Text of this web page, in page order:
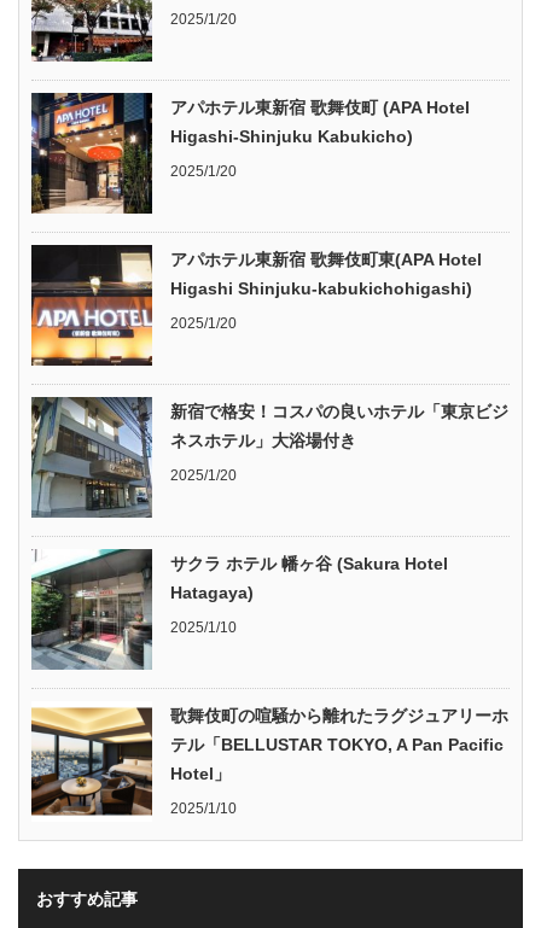
2025/1/20
アパホテル東新宿 歌舞伎町 (APA Hotel
Higashi-Shinjuku Kabukicho)
2025/1/20
アパホテル東新宿 歌舞伎町東(APA Hotel
Higashi Shinjuku-kabukichohigashi)
2025/1/20
新宿で格安！コスパの良いホテル「東京ビジ
ネスホテル」大浴場付き
2025/1/20
サクラ ホテル 幡ヶ谷 (Sakura Hotel
Hatagaya)
2025/1/10
歌舞伎町の喧騒から離れたラグジュアリーホ
テル「BELLUSTAR TOKYO, A Pan Pacific
Hotel」
2025/1/10
おすすめ記事